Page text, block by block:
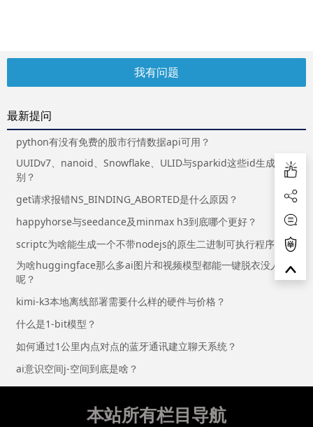
我有问题
最新提问
python有没有免费的股市行情数据api可用？
UUIDv7、nanoid、Snowflake、ULID与sparkid这些id生成器区
别？
get请求报错NS_BINDING_ABORTED是什么原因？
happyhorse与seedance及minmax h3到底哪个更好？
scriptc为啥能生成一个不带nodejs的原生二进制可执行程序？
为啥huggingface那么多ai图片和视频模型都能一键脱衣没人管
呢？
kimi-k3本地离线部署需要什么样的硬件与价格？
什么是1-bit模型？
如何通过1公里内点对点的蓝牙通讯建立聊天系统？
ai意识空间j-空间到底是啥？
本站所有栏目导航